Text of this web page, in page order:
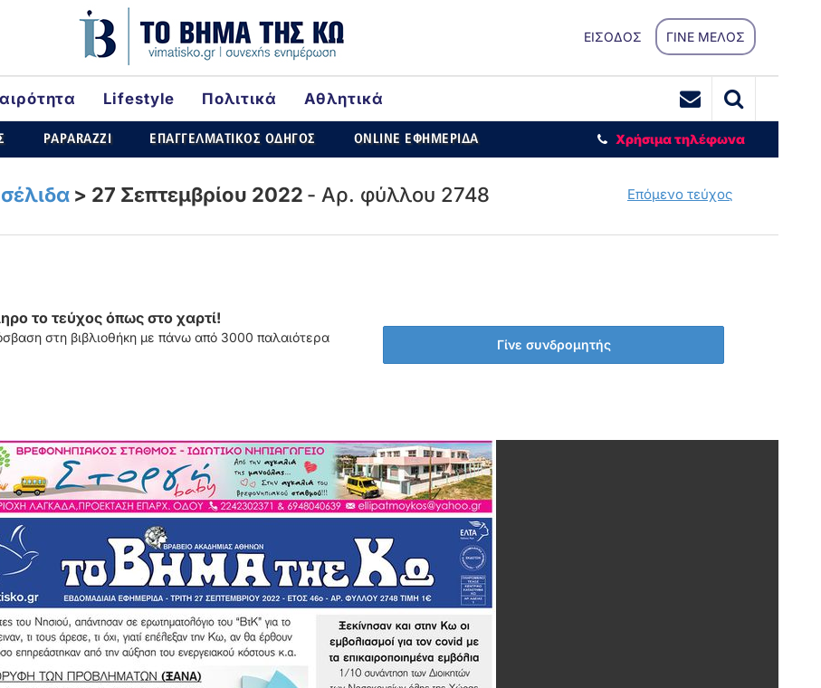
ΕΙΣΟΔΟΣ ΓΙΝΕ ΜΕΛΟΣ
Lifestyle Πολιτικά
Αθλητικά
PAPARAZZI ΕΠΑΓΓΕΛΜΑΤΙΚΟΣ ΟΔΗΓΟΣ ONLINE ΕΦΗΜΕΡΙΔΑ Χρήσιμα τηλέφωνα
> 27 Σεπτεμβρίου 2022 - Αρ. φύλλου 2748 Επόμενο τεύχος
το τεύχος όπως στο χαρτί!
στη βιβλιοθήκη με πάνω από 3000 παλαιότερα
Γίνε συνδρομητής